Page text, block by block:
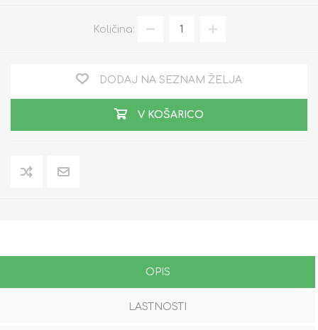
Količina:
DODAJ NA SEZNAM ŽELJA
V KOŠARICO
OPIS
LASTNOSTI